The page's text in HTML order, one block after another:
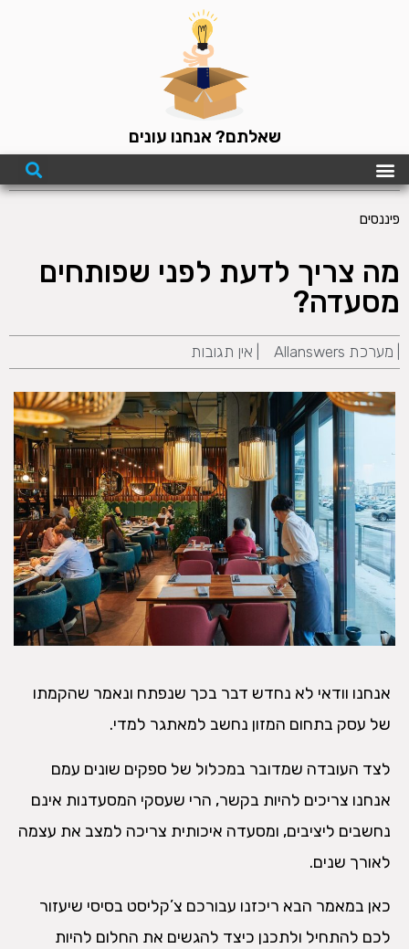
שאלתם? אנחנו עונים
פיננסים
מה צריך לדעת לפני שפותחים
מסעדה?
מערכת Allanswers אין תגובות
אנחנו וודאי לא נחדש דבר בכך שנפתח ונאמר שהקמתו
של עסק בתחום המזון נחשב למאתגר למדי.
לצד העובדה שמדובר במכלול של ספקים שונים עמם
אנחנו צריכים להיות בקשר, הרי שעסקי המסעדנות אינם
נחשבים ליציבים, ומסעדה איכותית צריכה למצב את עצמה
לאורך שנים.
כאן במאמר הבא ריכזנו עבורכם צ’קליסט בסיסי שיעזור
לכם להתחיל ולתכנן כיצד להגשים את החלום להיות